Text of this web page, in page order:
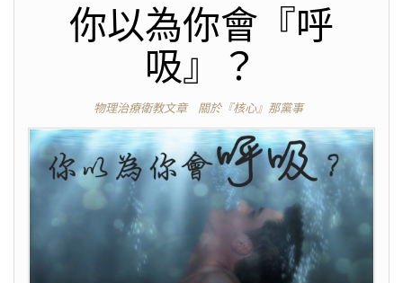
你以為你會『呼
吸』？
物理治療衛教文章 關於『核心』那黨事